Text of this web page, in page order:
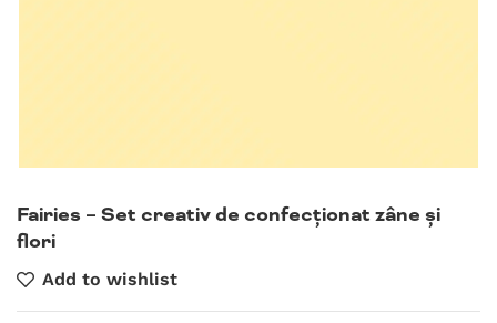
Fairies – Set creativ de confecționat zâne și
flori
Add to wishlist